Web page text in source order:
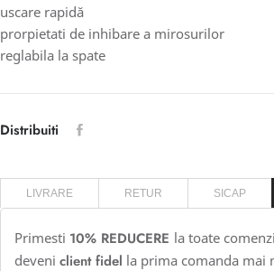
uscare rapidă
prorpietati de inhibare a mirosurilor
reglabila la spate
Distribuiti
LIVRARE RETUR SICAP
Primesti 10% REDUCERE la toate
deveni client fidel la prima comanda mai